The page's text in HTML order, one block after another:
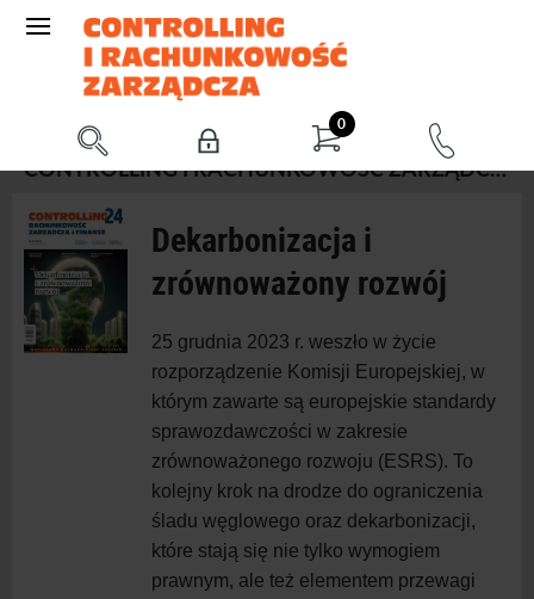
0
CONTROLLING I RACHUNKOWOŚĆ ZARZĄDCZA 01/2024 (STYCZEŃ)
Dekarbonizacja i
zrównoważony rozwój
25 grudnia 2023 r. weszło w życie
rozporządzenie Komisji Europejskiej, w
którym zawarte są europejskie standardy
sprawozdawczości w zakresie
zrównoważonego rozwoju (ESRS). To
kolejny krok na drodze do ograniczenia
śladu węglowego oraz dekarbonizacji,
które stają się nie tylko wymogiem
prawnym, ale też elementem przewagi